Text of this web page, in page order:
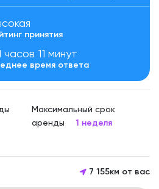
принятия
часов 11 минут
время ответа
Максимальный срок
аренды
1 неделя
7 155км от вас